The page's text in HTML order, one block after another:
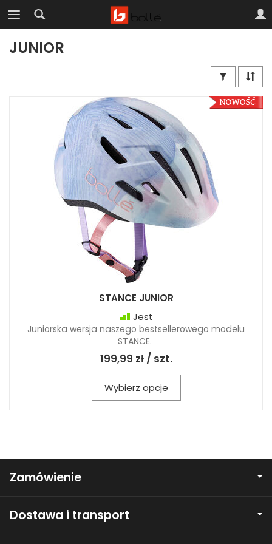
JUNIOR
STANCE JUNIOR
Jest
Juniorska wersja naszego bestsellerowego modelu
STANCE.
199,99 zł / szt.
Wybierz opcje
Zamówienie
Dostawa i transport